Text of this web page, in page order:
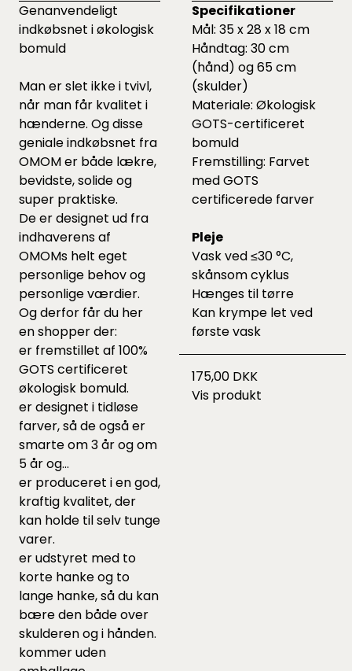
Genanvendeligt
indkøbsnet i økologisk
bomuld
Man er slet ikke i tvivl,
når man får kvalitet i
hænderne. Og disse
geniale indkøbsnet fra
OMOM er både lækre,
bevidste, solide og
super praktiske.
De er designet ud fra
indhaverens af
OMOMs helt eget
personlige behov og
personlige værdier.
Og derfor får du her
en shopper der:
er fremstillet af 100%
GOTS certificeret
økologisk bomuld.
er designet i tidløse
farver, så de også er
smarte om 3 år og om
5 år og...
er produceret i en god,
kraftig kvalitet, der
kan holde til selv tunge
varer.
er udstyret med to
korte hanke og to
lange hanke, så du kan
bære den både over
skulderen og i hånden.
kommer uden
Specifikationer
Mål: 35 x 28 x 18 cm
Håndtag: 30 cm
(hånd) og 65 cm
(skulder)
Materiale: Økologisk
GOTS-certificeret
bomuld
Fremstilling: Farvet
med GOTS
certificerede farver
Pleje
Vask ved ≤30 °C,
skånsom cyklus
Hænges til tørre
Kan krympe let ved
første vask
175,00 DKK
Vis produkt